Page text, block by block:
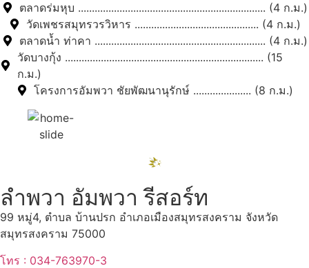
ตลาดร่มหุบ .................................................................... (4 ก.ม.)
วัดเพชรสมุทรวรวิหาร ............................................. (4 ก.ม.)
ตลาดน้ำ ท่าคา .............................................................. (4 ก.ม.)
วัดบางกุ้ง ........................................................................ (15
ก.ม.)
โครงการอัมพวา ชัยพัฒนานุรักษ์ ..................... (8 ก.ม.)
ลำพวา อัมพวา รีสอร์ท
99 หมู่4, ตำบล บ้านปรก อำเภอเมืองสมุทรสงคราม จังหวัด
สมุทรสงคราม 75000
โทร : 034-763970-3